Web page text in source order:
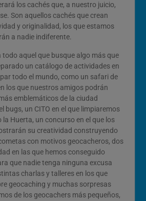
los cachés que, a nuestro juicio,
Son aquellos cachés que crean
y originalidad, los que estamos
a nadie indiferente.
aquel que busque algo más que
un catálogo de actividades en
todo el mundo, como un safari de
los que nuestros amigos podrán
emblemáticos de la ciudad
bugs, un CITO en el que limpiaremos
la Huerta, un concurso en el que los
su creatividad construyendo
con motivos geocacheros, dos
en las que hemos conseguido
que nadie tenga ninguna excusa
charlas y talleres en los que
geocaching y muchas sorpresas
de los geocachers más pequeños,